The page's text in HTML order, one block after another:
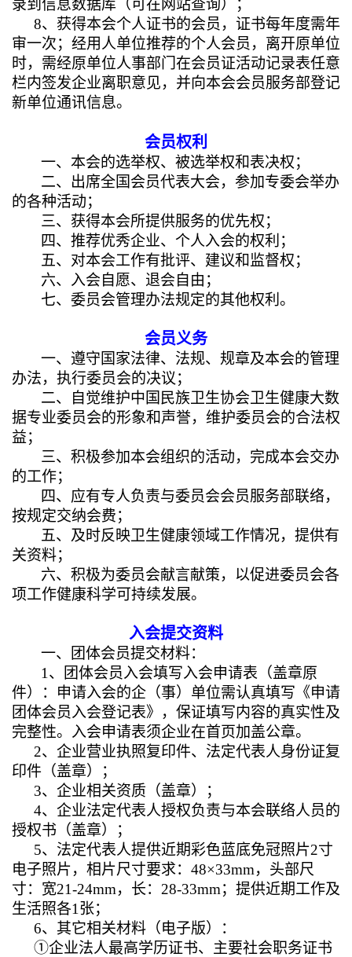
录到信息数据库（可在网站查询）；
8、获得本会个人证书的会员，证书每年度需年
审一次；经用人单位推荐的个人会员，离开原单位
时，需经原单位人事部门在会员证活动记录表任意
栏内签发企业离职意见，并向本会会员服务部登记
新单位通讯信息。
会员权利
一、本会的选举权、被选举权和表决权；
二、 出席全国会员代表大会，参加专委会举办
的各种活动；
三、获得本会所提供服务的优先权；
四、 推荐优秀企业、个人入会的权利；
五、对本会工作有批评、建议和监督权；
六、 入会自愿、退会自由；
七、委员会管理办法规定的其他权利。
会员义务
一、遵守国家法律、法规、规章及本会的管理
办法，执行委员会的决议；
二、自觉维护中国民族卫生协会卫生健康大数
据专业委员会的形象和声誉，维护委员会的合法权
益；
三、积极参加本会组织的活动，完成本会交办
的工作；
四、应有专人负责与委员会会员服务部联络，
按规定交纳会费；
五、及时反映卫生健康领域工作情况，提供有
关资料；
六、积极为委员会献言献策，以促进委员会各
项工作健康科学可持续发展。
入会提交资料
一、团体会员提交材料：
1 、团体会员入会填写入会申请表（盖章原
件）：申请入会的企（事）单位需认真填写《申请
团体会员入会登记表》，保证填写内容的真实性及
完整性。入会申请表须企业在首页加盖公章。
2、企业营业执照复印件、法定代表人身份证复
印件（盖章）；
3、企业相关资质（盖章）；
4、企业法定代表人授权负责与本会联络人员的
授权书（盖章）；
5、法定代表人提供近期彩色蓝底免冠照片2寸
电子照片，相片尺寸要求：48×33mm，头部尺
寸：宽21-24mm，长：28-33mm；提供近期工作及
生活照各1张；
6、其它相关材料（电子版）：
①企业法人最高学历证书、主要社会职务证书